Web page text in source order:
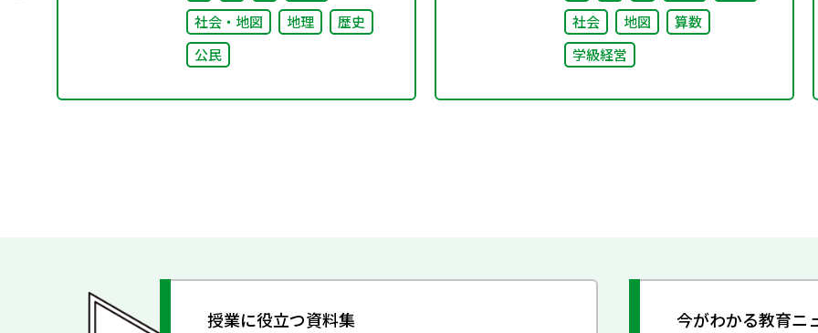
社会・地図
地理
歴史
公民
社会
地図
算数
学級経営
授業に役立つ資料集 今がわかる教育ニ